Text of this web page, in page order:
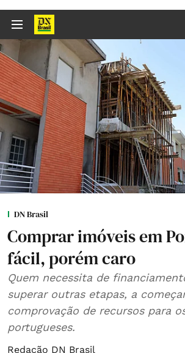
DN Brasil
Comprar imóveis em
fácil, porém caro
Quem necessita de
superar outras etapas, a
comprovação de recursos para
portugueses.
Redação DN Brasil